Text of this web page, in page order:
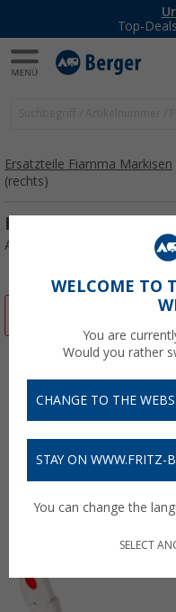
Top-
Ersatzteile Fiamma Markisen
(rechts)
Fiamma
Art.-Nr.: 140313
WELCOME TO
You are
Would you rather
CHANGE TO THE
STAY ON WWW.FRITZ-
You can change the
SELECT